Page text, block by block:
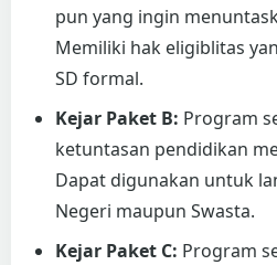
pun yang ingin
Memiliki hak eligiblitas
SD formal.
Kejar Paket B: Program
ketuntasan pendidikan
Dapat digunakan untuk
Negeri maupun Swasta.
Kejar Paket C: Program